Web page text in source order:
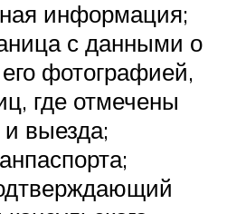
информация;
с данными о
фотографией,
где отмечены
выезда;